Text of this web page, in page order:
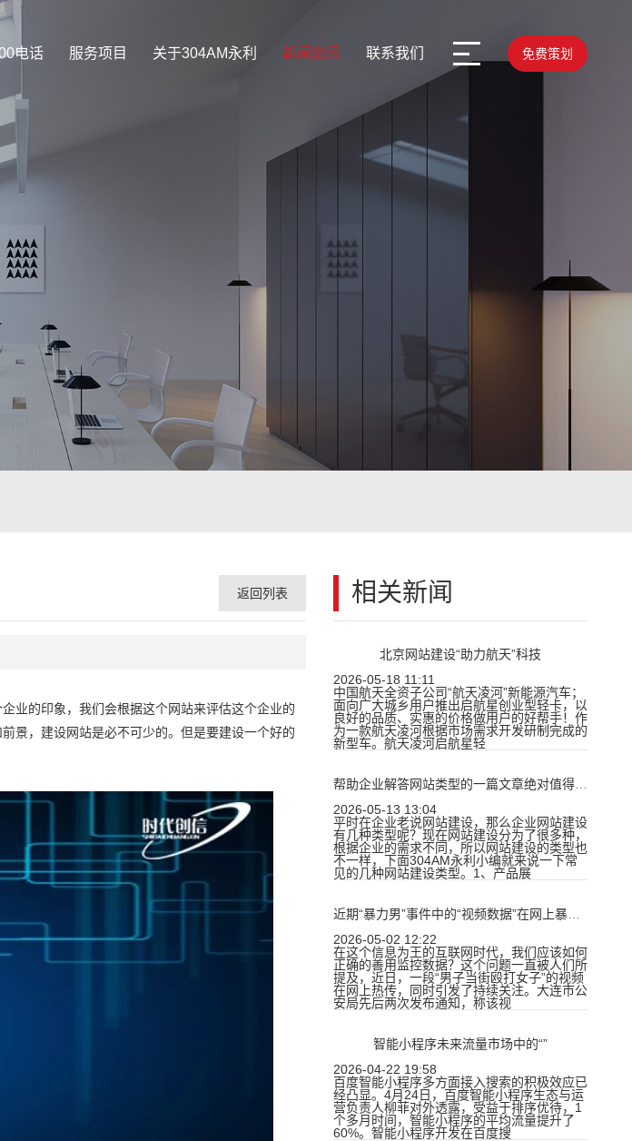
电话 服务项目 关于304AM永利 新闻资讯 联系我们 免费策划
相关新闻
北京网站建设“助力航天”科技
2026-05-18 11:11
中国航天全资子公司“航天凌河”新能源汽车；
面向广大城乡用户推出启航星创业型轻卡，以
良好的品质、实惠的价格做用户的好帮手！作
为一款航天凌河根据市场需求开发研制完成的
新型车。航天凌河启航星轻
2026-05-13 13:04
平时在企业老说网站建设，那么企业网站建设
有几种类型呢？现在网站建设分为了很多种，
根据企业的需求不同，所以网站建设的类型也
不一样，下面304AM永利小编就来说一下常
见的几种网站建设类型。1、产品展
2026-05-02 12:22
在这个信息为王的互联网时代，我们应该如何
正确的善用监控数据？这个问题一直被人们所
提及，近日，一段“男子当街殴打女子”的视频
在网上热传，同时引发了持续关注。大连市公
安局先后两次发布通知，称该视
智能小程序未来流量市场中的“”
2026-04-22 19:58
百度智能小程序多方面接入搜索的积极效应已
经凸显。4月24日，百度智能小程序生态与运
营负责人柳菲对外透露，受益于排序优待，1
个多月时间，智能小程序的平均流量提升了
60%。智能小程序开发在百度搜
返回列表
业的印象，我们会根据这个网站来评估这个企业的
景，建设网站是必不可少的。但是要建设一个好的